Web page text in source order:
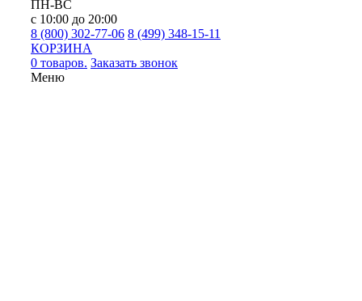
ПН-ВС
с 10:00 до 20:00
8 (800) 302-77-06 8 (499) 348-15-11
КОРЗИНА
0 товаров. Заказать звонок
Меню